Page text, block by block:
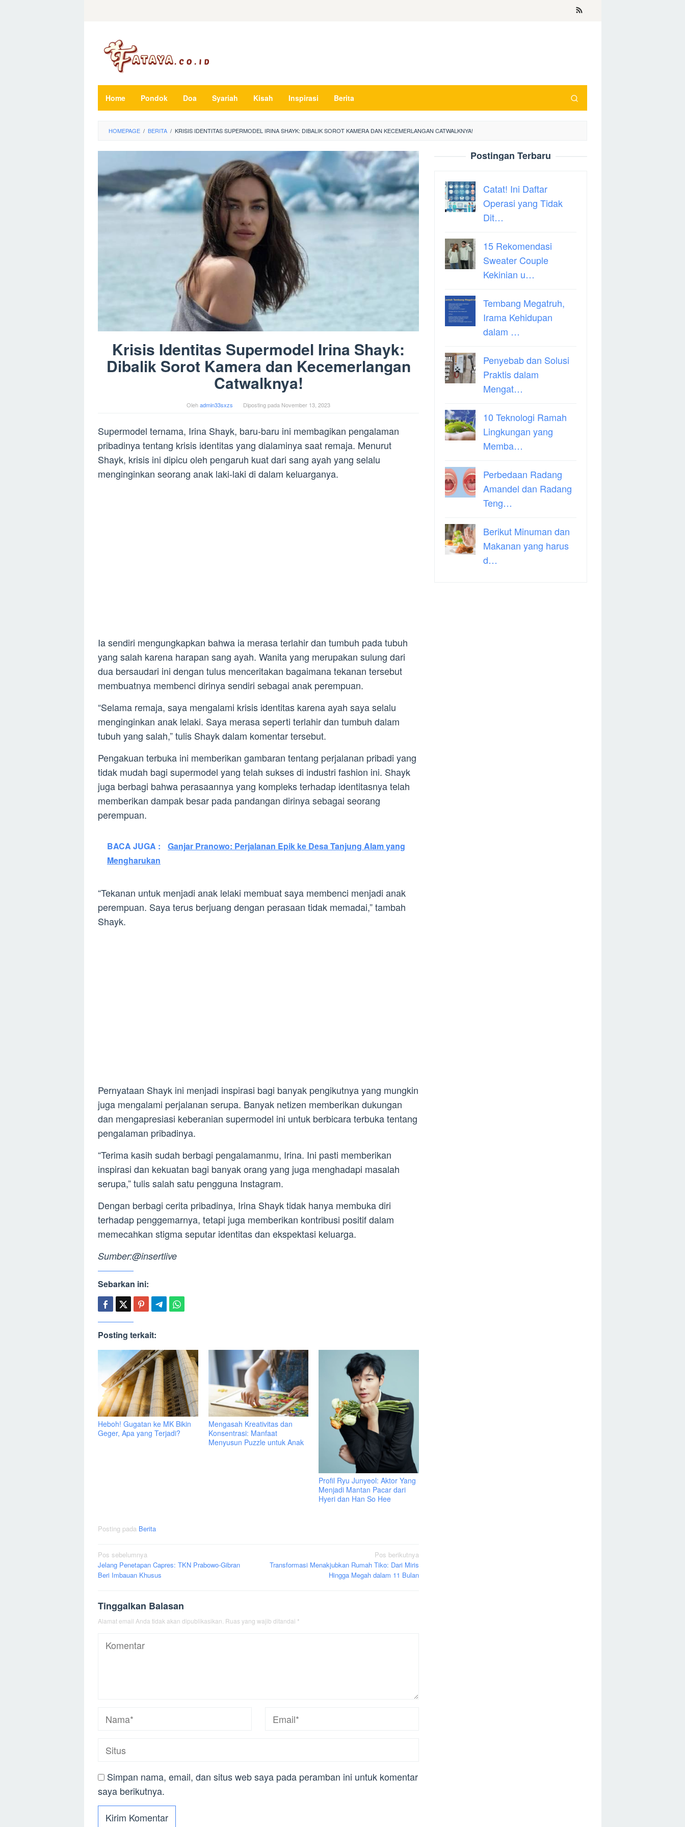
Home Pondok Doa Syariah Kisah Inspirasi Berita
HOMEPAGE / BERITA / KRISIS IDENTITAS SUPERMODEL IRINA SHAYK: DIBALIK SOROT KAMERA DAN KECEMERLANGAN CATWALKNYA!
Krisis Identitas Supermodel Irina Shayk:
Dibalik Sorot Kamera dan Kecemerlangan
Catwalknya!
Olehadmin33sxzs Diposting pada November 13, 2023
Supermodel ternama, Irina Shayk, baru-baru ini membagikan pengalaman
pribadinya tentang krisis identitas yang dialaminya saat remaja. Menurut
Shayk, krisis ini dipicu oleh pengaruh kuat dari sang ayah yang selalu
menginginkan seorang anak laki-laki di dalam keluarganya.
Ia sendiri mengungkapkan bahwa ia merasa terlahir dan tumbuh pada tubuh
yang salah karena harapan sang ayah. Wanita yang merupakan sulung dari
dua bersaudari ini dengan tulus menceritakan bagaimana tekanan tersebut
membuatnya membenci dirinya sendiri sebagai anak perempuan.
“Selama remaja, saya mengalami krisis identitas karena ayah saya selalu
menginginkan anak lelaki. Saya merasa seperti terlahir dan tumbuh dalam
tubuh yang salah,” tulis Shayk dalam komentar tersebut.
Pengakuan terbuka ini memberikan gambaran tentang perjalanan pribadi yang
tidak mudah bagi supermodel yang telah sukses di industri fashion ini. Shayk
juga berbagi bahwa perasaannya yang kompleks terhadap identitasnya telah
memberikan dampak besar pada pandangan dirinya sebagai seorang
perempuan.
BACA JUGA :
Ganjar Pranowo: Perjalanan Epik ke Desa Tanjung Alam yang
Mengharukan
“Tekanan untuk menjadi anak lelaki membuat saya membenci menjadi anak
perempuan. Saya terus berjuang dengan perasaan tidak memadai,” tambah
Shayk.
Pernyataan Shayk ini menjadi inspirasi bagi banyak pengikutnya yang mungkin
juga mengalami perjalanan serupa. Banyak netizen memberikan dukungan
dan mengapresiasi keberanian supermodel ini untuk berbicara terbuka tentang
pengalaman pribadinya.
“Terima kasih sudah berbagi pengalamanmu, Irina. Ini pasti memberikan
inspirasi dan kekuatan bagi banyak orang yang juga menghadapi masalah
serupa,” tulis salah satu pengguna Instagram.
Dengan berbagi cerita pribadinya, Irina Shayk tidak hanya membuka diri
terhadap penggemarnya, tetapi juga memberikan kontribusi positif dalam
memecahkan stigma seputar identitas dan ekspektasi keluarga.
Sumber:@insertlive
Sebarkan ini:
Posting terkait:
Heboh! Gugatan ke MK Bikin
Geger, Apa yang Terjadi?
Mengasah Kreativitas dan
Konsentrasi: Manfaat
Menyusun Puzzle untuk Anak
Profil Ryu Junyeol: Aktor Yang
Menjadi Mantan Pacar dari
Hyeri dan Han So Hee
Posting pada Berita
Navigasi
pos
Pos sebelumnya
Jelang Penetapan Capres: TKN Prabowo-Gibran
Beri Imbauan Khusus
Pos berikutnya
Transformasi Menakjubkan Rumah Tiko: Dari Miris
Hingga Megah dalam 11 Bulan
Tinggalkan Balasan
Alamat email Anda tidak akan dipublikasikan. Ruas yang wajib ditandai *
Simpan nama, email, dan situs web saya pada peramban ini untuk komentar
saya berikutnya.
Postingan Terbaru
Catat! Ini Daftar
Operasi yang Tidak
Dit…
15 Rekomendasi
Sweater Couple
Kekinian u…
Tembang Megatruh,
Irama Kehidupan
dalam …
Penyebab dan Solusi
Praktis dalam
Mengat…
10 Teknologi Ramah
Lingkungan yang
Memba…
Perbedaan Radang
Amandel dan Radang
Teng…
Berikut Minuman dan
Makanan yang harus
d…